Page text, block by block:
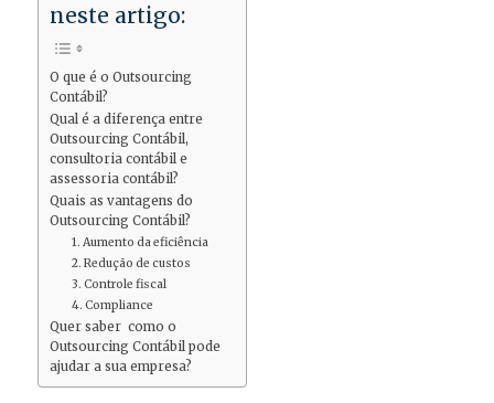
neste artigo:
O que é o Outsourcing
Contábil?
Qual é a diferença entre
Outsourcing Contábil,
consultoria contábil e
assessoria contábil?
Quais as vantagens do
Outsourcing Contábil?
1. Aumento da eficiência
2. Redução de custos
3. Controle fiscal
4. Compliance
Quer saber como o
Outsourcing Contábil pode
ajudar a sua empresa?